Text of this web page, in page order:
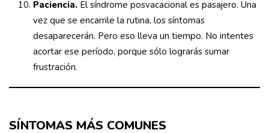
Paciencia. El síndrome posvacacional es pasajero. Una
vez que se encarrile la rutina, los síntomas
desaparecerán. Pero eso lleva un tiempo. No intentes
acortar ese período, porque sólo lograrás sumar
frustración.
SÍNTOMAS MÁS COMUNES